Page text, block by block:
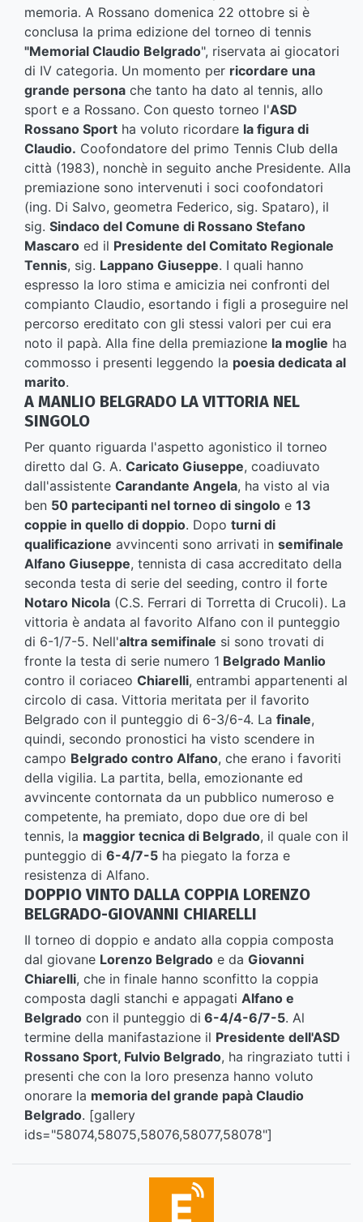
memoria. A Rossano domenica 22 ottobre si è
conclusa la prima edizione del torneo di tennis
"Memorial Claudio Belgrado", riservata ai giocatori
di IV categoria. Un momento per ricordare una
grande persona che tanto ha dato al tennis, allo
sport e a Rossano. Con questo torneo l'ASD
Rossano Sport ha voluto ricordare la figura di
Claudio. Coofondatore del primo Tennis Club della
città (1983), nonchè in seguito anche Presidente. Alla
premiazione sono intervenuti i soci coofondatori
(ing. Di Salvo, geometra Federico, sig. Spataro), il
sig. Sindaco del Comune di Rossano Stefano
Mascaro ed il Presidente del Comitato Regionale
Tennis, sig. Lappano Giuseppe. I quali hanno
espresso la loro stima e amicizia nei confronti del
compianto Claudio, esortando i figli a proseguire nel
percorso ereditato con gli stessi valori per cui era
noto il papà. Alla fine della premiazione la moglie ha
commosso i presenti leggendo la poesia dedicata al
marito.
A MANLIO BELGRADO LA VITTORIA NEL
SINGOLO
Per quanto riguarda l'aspetto agonistico il torneo
diretto dal G. A. Caricato Giuseppe, coadiuvato
dall'assistente Carandante Angela, ha visto al via
ben 50 partecipanti nel torneo di singolo e 13
coppie in quello di doppio. Dopo turni di
qualificazione avvincenti sono arrivati in semifinale
Alfano Giuseppe, tennista di casa accreditato della
seconda testa di serie del seeding, contro il forte
Notaro Nicola (C.S. Ferrari di Torretta di Crucoli). La
vittoria è andata al favorito Alfano con il punteggio
di 6-1/7-5. Nell'altra semifinale si sono trovati di
fronte la testa di serie numero 1 Belgrado Manlio
contro il coriaceo Chiarelli, entrambi appartenenti al
circolo di casa. Vittoria meritata per il favorito
Belgrado con il punteggio di 6-3/6-4. La finale,
quindi, secondo pronostici ha visto scendere in
campo Belgrado contro Alfano, che erano i favoriti
della vigilia. La partita, bella, emozionante ed
avvincente contornata da un pubblico numeroso e
competente, ha premiato, dopo due ore di bel
tennis, la maggior tecnica di Belgrado, il quale con il
punteggio di 6-4/7-5 ha piegato la forza e
resistenza di Alfano.
DOPPIO VINTO DALLA COPPIA LORENZO
BELGRADO-GIOVANNI CHIARELLI
Il torneo di doppio e andato alla coppia composta
dal giovane Lorenzo Belgrado e da Giovanni
Chiarelli, che in finale hanno sconfitto la coppia
composta dagli stanchi e appagati Alfano e
Belgrado con il punteggio di 6-4/4-6/7-5. Al
termine della manifastazione il Presidente dell'ASD
Rossano Sport, Fulvio Belgrado, ha ringraziato tutti i
presenti che con la loro presenza hanno voluto
onorare la memoria del grande papà Claudio
Belgrado. [gallery
ids="58074,58075,58076,58077,58078"]